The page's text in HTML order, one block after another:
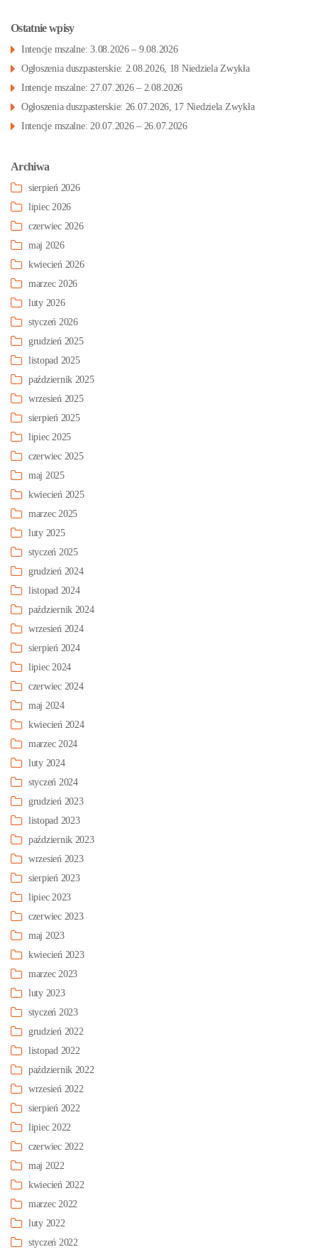
Ostatnie wpisy
Intencje mszalne: 3.08.2026 – 9.08.2026
Ogłoszenia duszpasterskie: 2.08.2026, 18 Niedziela Zwykła
Intencje mszalne: 27.07.2026 – 2.08.2026
Ogłoszenia duszpasterskie: 26.07.2026, 17 Niedziela Zwykła
Intencje mszalne: 20.07.2026 – 26.07.2026
Archiwa
sierpień 2026
lipiec 2026
czerwiec 2026
maj 2026
kwiecień 2026
marzec 2026
luty 2026
styczeń 2026
grudzień 2025
listopad 2025
październik 2025
wrzesień 2025
sierpień 2025
lipiec 2025
czerwiec 2025
maj 2025
kwiecień 2025
marzec 2025
luty 2025
styczeń 2025
grudzień 2024
listopad 2024
październik 2024
wrzesień 2024
sierpień 2024
lipiec 2024
czerwiec 2024
maj 2024
kwiecień 2024
marzec 2024
luty 2024
styczeń 2024
grudzień 2023
listopad 2023
październik 2023
wrzesień 2023
sierpień 2023
lipiec 2023
czerwiec 2023
maj 2023
kwiecień 2023
marzec 2023
luty 2023
styczeń 2023
grudzień 2022
listopad 2022
październik 2022
wrzesień 2022
sierpień 2022
lipiec 2022
czerwiec 2022
maj 2022
kwiecień 2022
marzec 2022
luty 2022
styczeń 2022